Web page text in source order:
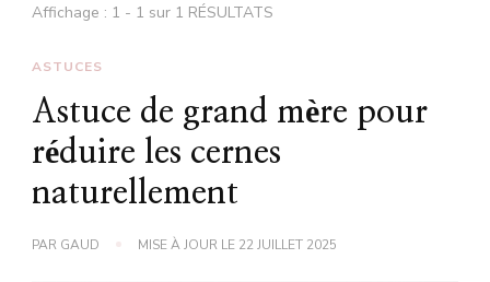
Affichage : 1 - 1 sur 1 RÉSULTATS
ASTUCES
Astuce de grand mère pour
réduire les cernes
naturellement
PAR GAUD MISE À JOUR LE 22 JUILLET 2025